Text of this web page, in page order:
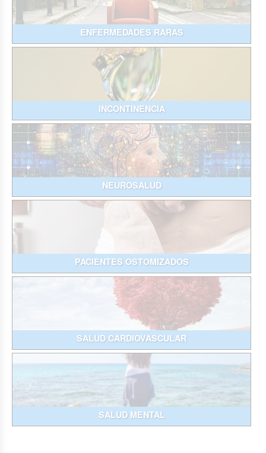
ENFERMEDADES RARAS
INCONTINENCIA
NEUROSALUD
PACIENTES OSTOMIZADOS
SALUD CARDIOVASCULAR
SALUD MENTAL